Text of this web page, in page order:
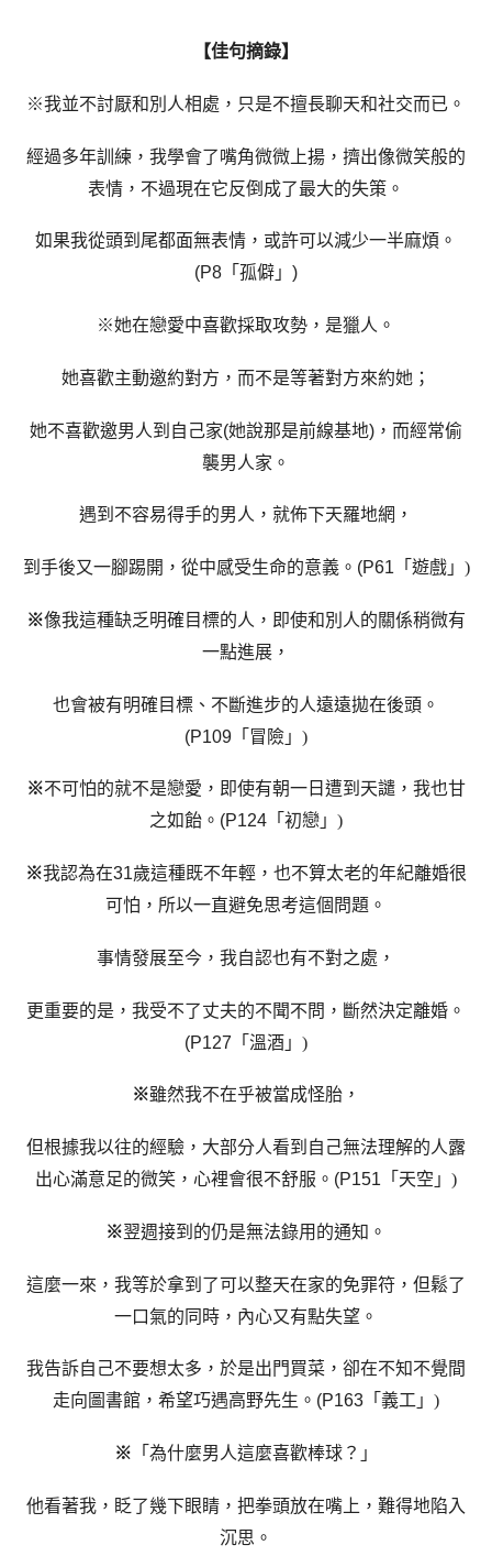
【佳句摘錄】
※我並不討厭和別人相處，只是不擅長聊天和社交而已。
經過多年訓練，我學會了嘴角微微上揚，擠出像微笑般的
表情，不過現在它反倒成了最大的失策。
如果我從頭到尾都面無表情，或許可以減少一半麻煩。
(P8 「孤僻」 )
※她在戀愛中喜歡採取攻勢，是獵人。
她喜歡主動邀約對方，而不是等著對方來約她；
她不喜歡邀男人到自己家(她說那是前線基地) ，而經常偷
襲男人家。
遇到不容易得手的男人，就佈下天羅地網，
到手後又一腳踢開，從中感受生命的意義。 (P61 「遊戲」 )
※像我這種缺乏明確目標的人，即使和別人的關係稍微有
一點進展，
也會被有明確目標、不斷進步的人遠遠拋在後頭 。
(P109 「冒險」 )
※不可怕的就不是戀愛，即使有朝一日遭到天譴，我也甘
之如飴 。 (P124 「初戀」 )
※我認為在31歲這種既不年輕，也不算太老的年紀離婚很
可怕，所以一直避免思考這個問題。
事情發展至今，我自認也有不對之處，
更重要的是，我受不了丈夫的不聞不問，斷然決定離婚 。
(P127 「溫酒」 )
※雖然我不在乎被當成怪胎，
但根據我以往的經驗，大部分人看到自己無法理解的人露
出心滿意足的微笑，心裡會很不舒服 。 (P151 「天空」 )
※翌週接到的仍是無法錄用的通知。
這麼一來，我等於拿到了可以整天在家的免罪符，但鬆了
一口氣的同時，內心又有點失望。
我告訴自己不要想太多，於是出門買菜，卻在不知不覺間
走向圖書館，希望巧遇高野先生 。 (P163 「義工」 )
※ 「為什麼男人這麼喜歡棒球？」
他看著我，眨了幾下眼睛，把拳頭放在嘴上，難得地陷入
沉思。